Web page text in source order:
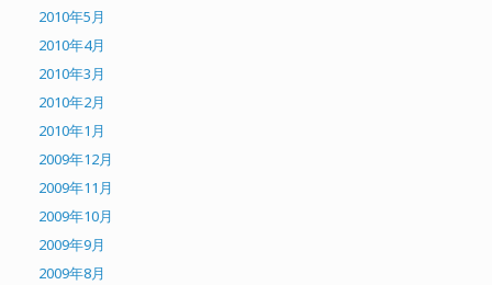
2010年5月
2010年4月
2010年3月
2010年2月
2010年1月
2009年12月
2009年11月
2009年10月
2009年9月
2009年8月